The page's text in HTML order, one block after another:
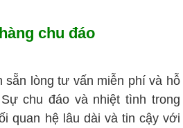
chu đáo
lòng tư vấn miễn phí và hỗ
chu đáo và nhiệt tình trong
quan hệ lâu dài và tin cậy với